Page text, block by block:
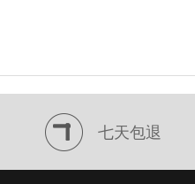
七天包退